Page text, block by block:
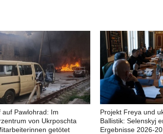
auf Pawlohrad: Im
von Ukrposchta
getötet
Projekt Freya und
Ballistik: Selenskyj
Ergebnisse 2026-